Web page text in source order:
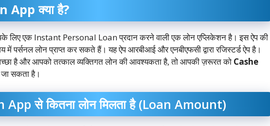
App क्या है?
लिए एक Instant Personal Loan प्रदान करने वाली एक लोन एप्लिकेशन है। इस ऐप की
लोन प्राप्त कर सकते हैं। यह ऐप आरबीआई और एनबीएफसी द्वारा रजिस्टर्ड ऐप है।
है और आपको तत्काल व्यक्तिगत लोन की आवश्यकता है, तो आपकी ज़रूरत को Cashe
सकता है।
App से कितना लोन मिलता है (Loan Amount)